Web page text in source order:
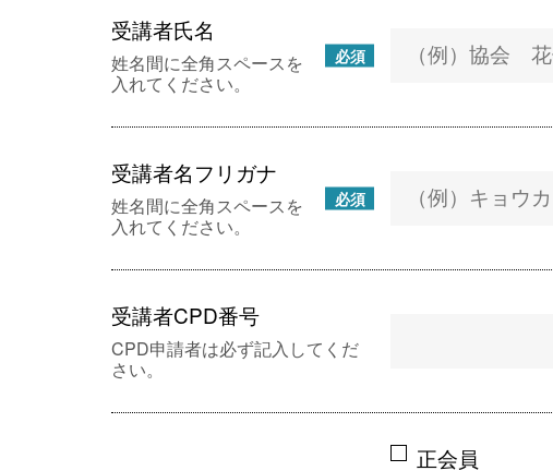
受講者氏名
必須
姓名間に全角スペースを
入れてください。
受講者名フリガナ
必須
姓名間に全角スペースを
入れてください。
受講者CPD番号
CPD申請者は必ず記入してくだ
さい。
正会員